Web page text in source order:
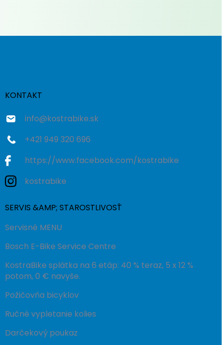
KONTAKT
info@kostrabike.sk
+421 949 320 696
https://www.facebook.com/kostrabike
kostrabike
SERVIS &AMP; STAROSTLIVOSŤ
Servisné MENU
Bosch E-Bike Service Centre
KostraBike splátka na 6 etáp: 40 % teraz, 5 x 12 %
potom, 0 € navyše.
Požičovňa bicyklov
Ručné vypletanie kolies
Darčekový poukaz